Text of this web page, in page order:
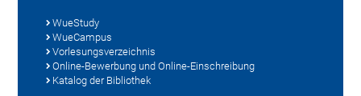
WueStudy
WueCampus
Vorlesungsverzeichnis
Online-Bewerbung und Online-Einschreibung
Katalog der Bibliothek